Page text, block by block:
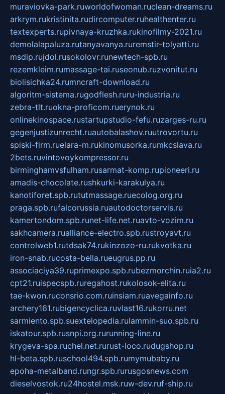
muraviovka-park.ruworldofwoman.ruclean-dreams.ru
arkrym.rukristinita.rudircomputer.ruhealthenter.ru
textexperts.rupivnaya-kruzhka.rukinofilmy-2021.ru
demolalapaluza.rutanyavanya.ruremstir-tolyatti.ru
msdip.rujdol.rusokolovr.runewtech-spb.ru
rezemkleim.rumassage-tai.ruseonub.ruzvonitut.ru
biolisichka24.rumncraft-download.ru
algoritm-sistema.rugodflesh.ruru-industria.ru
zebra-tlt.ruokna-proficom.ruerynok.ru
onlinekinospace.rustartupstudio-fefu.ruzarges-ru.ru
gegenjustizunrecht.ruautobalashov.ruutrovortu.ru
spiski-firm.ruelara-m.rukinomusorka.rumkcslava.ru
2bets.ruvintovoykompressor.ru
birminghamvsfulham.rusarmat-komp.rupioneeri.ru
amadis-chocolate.rushkurki-karakulya.ru
kanotiforet.spb.rututmassage.ruecolog.org.ru
praga.spb.rufalcorussia.ruautodoctorservis.ru
kamertondom.spb.runet-life.net.ruavto-vozim.ru
sakhcamera.rualliance-electro.spb.rustroyavt.ru
controlweb1.rutdsak74.rukinzozo-ru.rukvotka.ru
iron-snab.rucosta-bella.rueugrus.pp.ru
associaciya39.ruprimexpo.spb.rubezmorchin.ruia2.ru
cpt21.ruispecspb.ruregahost.rukolosok-elita.ru
tae-kwon.ruconsrio.com.ruinsiam.ruavegainfo.ru
archery161.rubigencyclica.ruvlast16.rukorru.net
sarmiento.spb.suextelopedia.rulammin-suo.spb.ru
iskatour.spb.rusnpi.org.rurunning-line.ru
krygeva-spa.ruchel.net.rurust-loco.rudugshop.ru
hl-beta.spb.ruschool494.spb.rumymubaby.ru
epoha-metalband.rungr.spb.rurusgosnews.com
dieselvostok.ru24hostel.msk.ruw-dev.ruf-ship.ru